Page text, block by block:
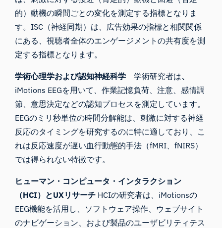
的）動機の瞬間ごとの変化を測定する指標となりま
す。ISC（神経同期）は、広告効果の指標と相関関係
にある、視聴者全体のエンゲージメントの共有度を測
定する指標となります。
学術心理学および認知神経科学 学術研究者は、
iMotions EEGを用いて、作業記憶負荷、注意、感情調
節、意思決定などの認知プロセスを測定しています。
EEGのミリ秒単位の時間分解能は、刺激に対する神経
反応のタイミングを研究するのに特に適しており、こ
れは反応速度が遅い血行動態的手法（fMRI、fNIRS）
では得られない特徴です。
ヒューマン・コンピュータ・インタラクション
（HCI）とUXリサーチ HCIの研究者は、iMotionsの
EEG機能を活用し、ソフトウェア操作、ウェブサイト
のナビゲーション、および製品のユーザビリティテス